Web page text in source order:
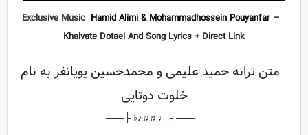
Exclusive Music Hamid Alimi & Mohammadhossein Pouyanfar –
Khalvate Dotaei And Song Lyrics + Direct Link
متن ترانه حمید علیمی و محمدحسین پویانفر به نام
خلوت دوتایی
───┤ ♩♬♫♪♭ ├───